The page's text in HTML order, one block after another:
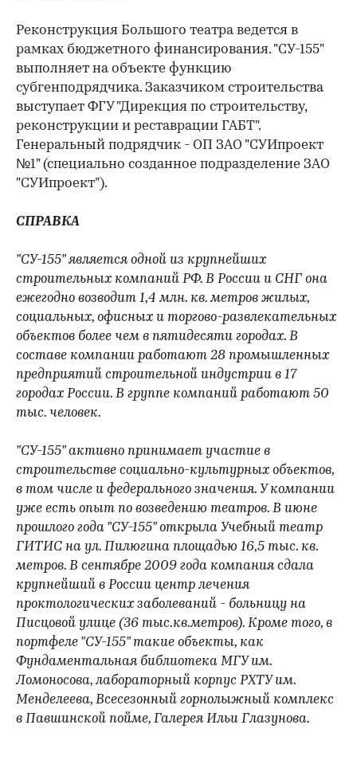
Реконструкция Большого театра ведется в
рамках бюджетного финансирования. "СУ-155"
выполняет на объекте функцию
субгенподрядчика. Заказчиком строительства
выступает ФГУ "Дирекция по строительству,
реконструкции и реставрации ГАБТ".
Генеральный подрядчик - ОП ЗАО "СУИпроект
№1" (специально созданное подразделение ЗАО
"СУИпроект").
СПРАВКА
"СУ-155" является одной из крупнейших
строительных компаний РФ. В России и СНГ она
ежегодно возводит 1,4 млн. кв. метров жилых,
социальных, офисных и торгово-развлекательных
объектов более чем в пятидесяти городах. В
составе компании работают 28 промышленных
предприятий строительной индустрии в 17
городах России. В группе компаний работают 50
тыс. человек.
"СУ-155" активно принимает участие в
строительстве социально-культурных объектов,
в том числе и федерального значения. У компании
уже есть опыт по возведению театров. В июне
прошлого года "СУ-155" открыла Учебный театр
ГИТИС на ул. Пилюгина площадью 16,5 тыс. кв.
метров. В сентябре 2009 года компания сдала
крупнейший в России центр лечения
проктологических заболеваний - больницу на
Писцовой улице (36 тыс.кв.метров). Кроме того, в
портфеле "СУ-155" такие объекты, как
Фундаментальная библиотека МГУ им.
Ломоносова, лабораторный корпус РХТУ им.
Менделеева, Всесезонный горнолыжный комплекс
в Павшинской пойме, Галерея Ильи Глазунова.